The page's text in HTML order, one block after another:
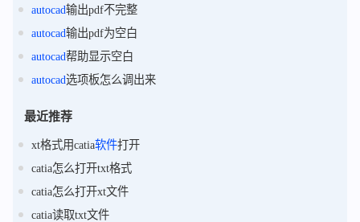
autocad输出pdf不完整
autocad输出pdf为空白
autocad帮助显示空白
autocad选项板怎么调出来
最近推荐
xt格式用catia软件打开
catia怎么打开txt格式
catia怎么打开xt文件
catia读取txt文件